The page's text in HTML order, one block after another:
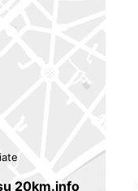
20km.info